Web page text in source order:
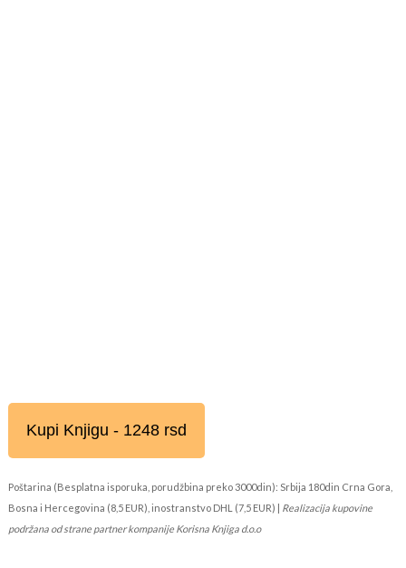
Kupi Knjigu - 1248 rsd
Poštarina (Besplatna isporuka, porudžbina preko 3000din): Srbija 180din Crna Gora,
Bosna i Hercegovina (8,5 EUR), inostranstvo DHL (7,5 EUR) | Realizacija kupovine
podržana od strane partner kompanije Korisna Knjiga d.o.o